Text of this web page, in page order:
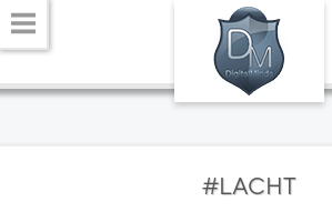
#LACHT